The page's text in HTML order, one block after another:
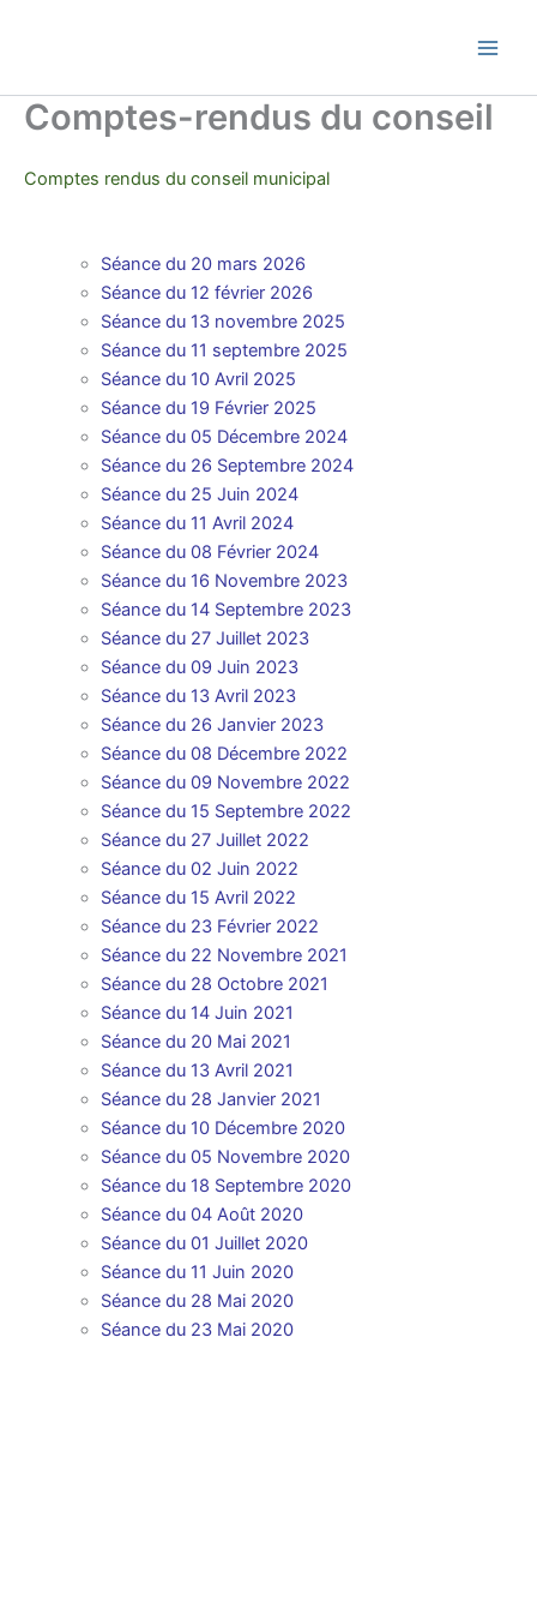
Comptes-rendus du conseil
Comptes rendus du conseil municipal
Séance du 20 mars 2026
Séance du 12 février 2026
Séance du 13 novembre 2025
Séance du 11 septembre 2025
Séance du 10 Avril 2025
Séance du 19 Février 2025
Séance du 05 Décembre 2024
Séance du 26 Septembre 2024
Séance du 25 Juin 2024
Séance du 11 Avril 2024
Séance du 08 Février 2024
Séance du 16 Novembre 2023
Séance du 14 Septembre 2023
Séance du 27 Juillet 2023
Séance du 09 Juin 2023
Séance du 13 Avril 2023
Séance du 26 Janvier 2023
Séance du 08 Décembre 2022
Séance du 09 Novembre 2022
Séance du 15 Septembre 2022
Séance du 27 Juillet 2022
Séance du 02 Juin 2022
Séance du 15 Avril 2022
Séance du 23 Février 2022
Séance du 22 Novembre 2021
Séance du 28 Octobre 2021
Séance du 14 Juin 2021
Séance du 20 Mai 2021
Séance du 13 Avril 2021
Séance du 28 Janvier 2021
Séance du 10 Décembre 2020
Séance du 05 Novembre 2020
Séance du 18 Septembre 2020
Séance du 04 Août 2020
Séance du 01 Juillet 2020
Séance du 11 Juin 2020
Séance du 28 Mai 2020
Séance du 23 Mai 2020